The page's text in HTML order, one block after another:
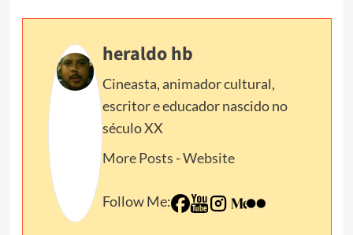
heraldo hb
Cineasta, animador cultural,
escritor e educador nascido no
século XX
More Posts -Website
Follow Me: